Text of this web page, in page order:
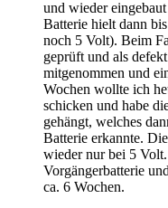
und wieder
Batterie hielt dann
noch 5 Volt). Beim
geprüft und als
mitgenommen und
Wochen wollte ich
schicken und habe
gehängt, welches
Batterie erkannte.
wieder nur bei 5
Vorgängerbatterie
ca. 6 Wochen.